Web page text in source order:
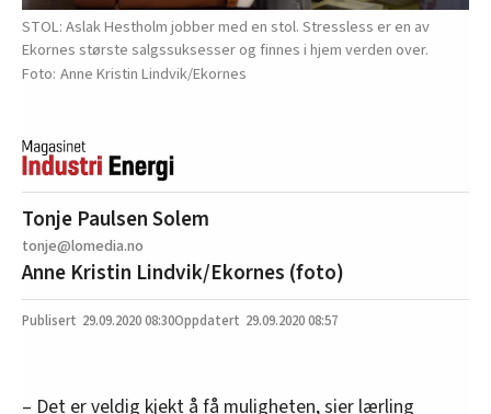
STOL: Aslak Hestholm jobber med en stol. Stressless er en av
Ekornes største salgssuksesser og finnes i hjem verden over.
Anne Kristin Lindvik/Ekornes
Tonje Paulsen Solem
tonje@lomedia.no
Anne Kristin Lindvik/Ekornes (foto)
29.09.202008:30 29.09.2020 08:57
– Det er veldig kjekt å få muligheten, sier lærling